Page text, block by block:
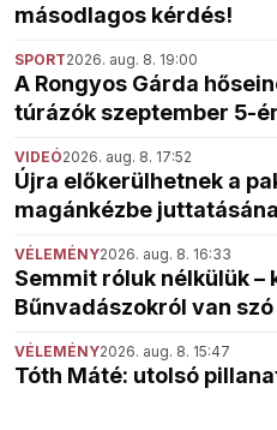
másodlagos kérdés!
SPORT2026. aug. 8. 19:00
A Rongyos Gárda
túrázók szeptember 5-
VIDEÓ2026. aug. 8. 17:52
Újra előkerülhetnek a
magánkézbe
VÉLEMÉNY2026. aug. 8. 16:33
Semmit róluk nélkülük –
Bűnvadászokról van szó
VÉLEMÉNY2026. aug. 8. 15:47
Tóth Máté: utolsó